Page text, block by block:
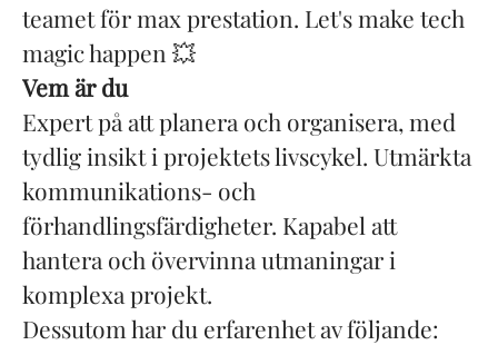
teamet för max prestation. Let's make tech
magic happen 💥
Vem är du
Expert på att planera och organisera, med
tydlig insikt i projektets livscykel. Utmärkta
kommunikations- och
förhandlingsfärdigheter. Kapabel att
hantera och övervinna utmaningar i
komplexa projekt.
Dessutom har du erfarenhet av följande: